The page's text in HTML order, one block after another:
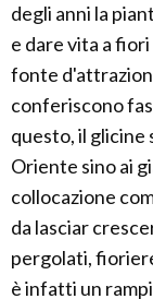
degli anni la
e dare vita a
fonte
conferiscono
questo, il glicine
Oriente sino ai
collocazione
da lasciar
pergolati,
è infatti un